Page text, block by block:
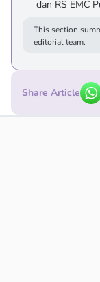
dan RS EMC
This section
editorial team.
Share Article